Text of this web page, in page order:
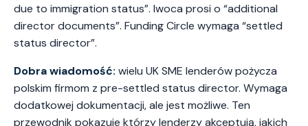
due to immigration status”. Iwoca prosi o “additional
director documents”. Funding Circle wymaga “settled
status director”.
Dobra wiadomość: wielu UK SME lenderów pożycza
polskim firmom z pre-settled status director. Wymaga
dodatkowej dokumentacji, ale jest możliwe. Ten
przewodnik pokazuje którzy lenderzy akceptują, jakich